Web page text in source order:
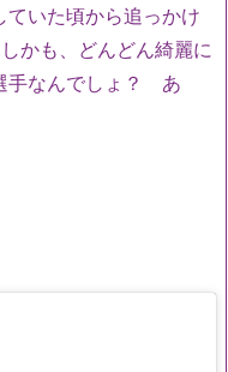
ていた頃から追っかけ
かも、どんどん綺麗に
手なんでしょ？ あ